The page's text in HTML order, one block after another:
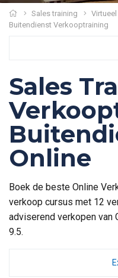
Sales training
Buitendienst Verkooptraining
Sales
Online
Boek de beste Online
verkoop cursus met 12
adviserend verkopen van
9.5.